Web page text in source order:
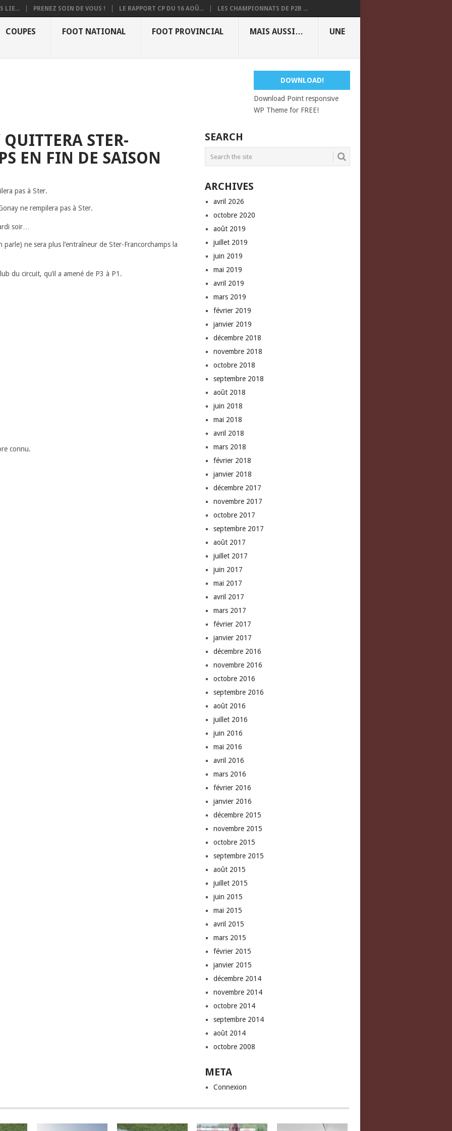
LIE... PRENEZ SOIN DE VOUS ! LE RAPPORT CP DU 16 AOÛ... LES CHAMPIONNATS DE P2B ...
COUPES FOOT NATIONAL FOOT PROVINCIAL MAIS AUSSI… UNE
DOWNLOAD!
Download Point responsive
WP Theme for FREE!
STER-
EN FIN DE SAISON
ne rempilera pas à Ster.
soir…
parle) ne sera plus l’entraîneur de Ster-Francorchamps la
du circuit, qu’il a amené de P3 à P1.
connu.
SEARCH
ARCHIVES
avril 2026
octobre 2020
août 2019
juillet 2019
juin 2019
mai 2019
avril 2019
mars 2019
février 2019
janvier 2019
décembre 2018
novembre 2018
octobre 2018
septembre 2018
août 2018
juin 2018
mai 2018
avril 2018
mars 2018
février 2018
janvier 2018
décembre 2017
novembre 2017
octobre 2017
septembre 2017
août 2017
juillet 2017
juin 2017
mai 2017
avril 2017
mars 2017
février 2017
janvier 2017
décembre 2016
novembre 2016
octobre 2016
septembre 2016
août 2016
juillet 2016
juin 2016
mai 2016
avril 2016
mars 2016
février 2016
janvier 2016
décembre 2015
novembre 2015
octobre 2015
septembre 2015
août 2015
juillet 2015
juin 2015
mai 2015
avril 2015
mars 2015
février 2015
janvier 2015
décembre 2014
novembre 2014
octobre 2014
septembre 2014
août 2014
octobre 2008
META
Connexion